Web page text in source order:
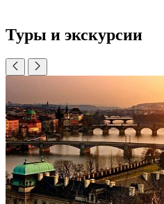
Туры и экскурсии